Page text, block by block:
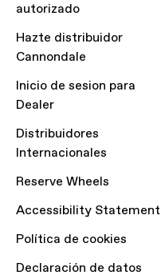
autorizado
Hazte distribuidor
Cannondale
Inicio de sesion para
Dealer
Distribuidores
Internacionales
Reserve Wheels
Accessibility Statement
Política de cookies
Declaración de datos